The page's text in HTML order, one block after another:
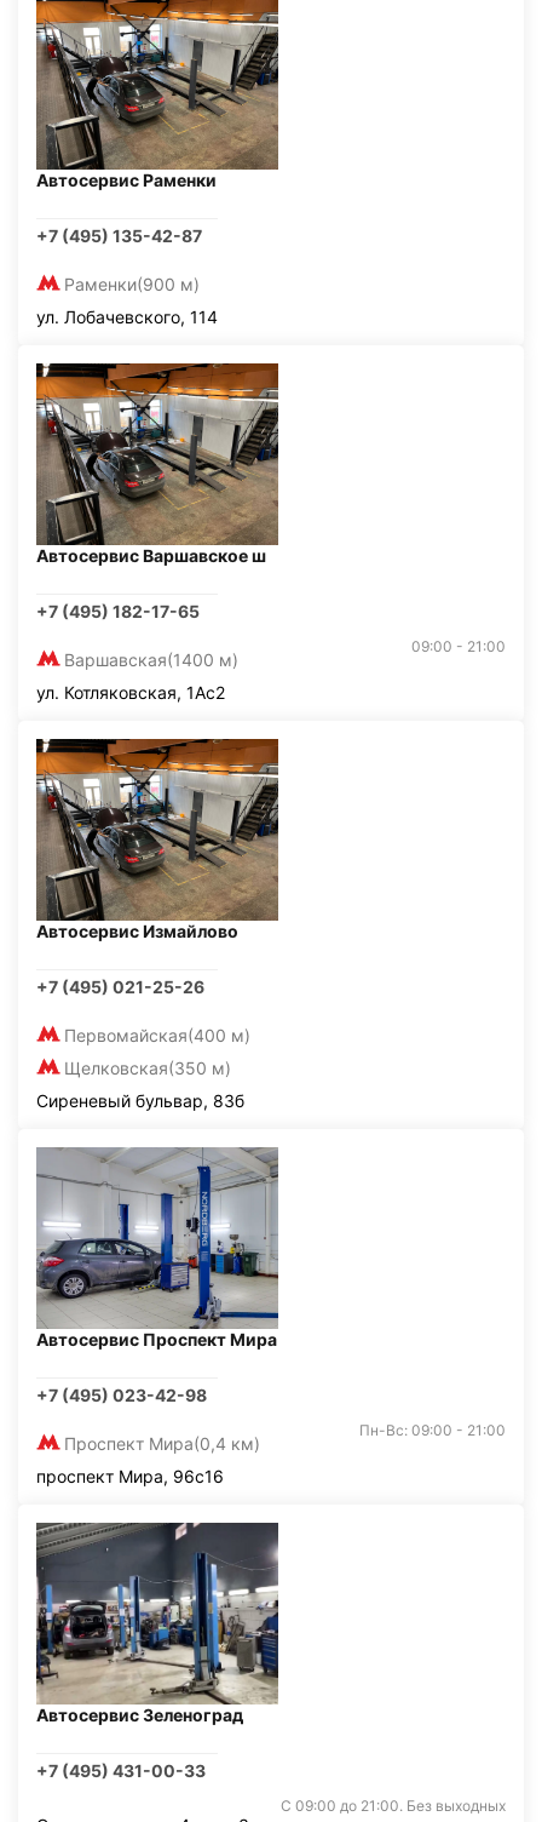
Автосервис Раменки
+7 (495) 135-42-87
Раменки(900 м)
ул. Лобачевского, 114
Автосервис Варшавское ш
+7 (495) 182-17-65
Варшавская(1400 м)
09:00 - 21:00
ул. Котляковская, 1Ас2
Автосервис Измайлово
+7 (495) 021-25-26
Первомайская(400 м)
Щелковская(350 м)
Сиреневый бульвар, 83б
Автосервис Проспект Мира
+7 (495) 023-42-98
Проспект Мира(0,4 км)
Пн-Вс: 09:00 - 21:00
проспект Мира, 96с16
Автосервис Зеленоград
+7 (495) 431-00-33
С 09:00 до 21:00. Без выходных